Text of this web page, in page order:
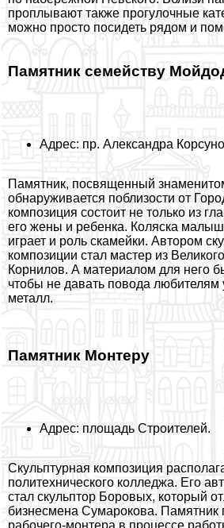
проплывают также прогулочные
можно просто посидеть рядом и
Памятник семейству
Адрес: пр. Александра
Памятник, посвященный
обнаруживается поблизости от
композиция состоит не только из
его жены и ребенка. Коляска
играет и роль скамейки. Автором
композиции стал мастер из
Корнилов. А материалом для него
чтобы не давать повода любителям
металл.
Памятник Монтеру
Адрес: площадь Строителей.
Скульптурная композиция
политехнического колледжа. Его
стал скульптор Боровых, который
бизнесмена Сумарокова. Памятник